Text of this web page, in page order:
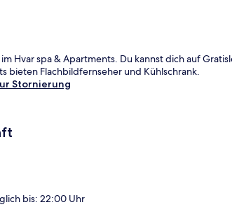
Hvar spa & Apartments. Du kannst dich auf
bieten Flachbildfernseher und Kühlschrank.
Stornierung
bis: 22:00 Uhr